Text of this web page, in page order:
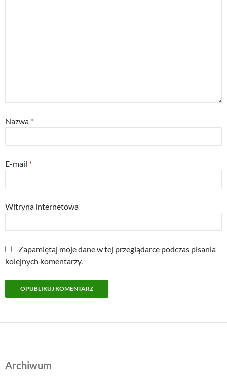
Nazwa *
E-mail *
Witryna internetowa
Zapamiętaj moje dane w tej przeglądarce podczas pisania
kolejnych komentarzy.
Archiwum